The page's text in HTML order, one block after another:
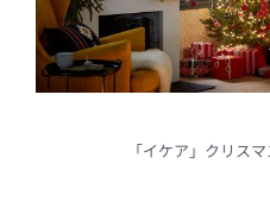
「イケア」クリス